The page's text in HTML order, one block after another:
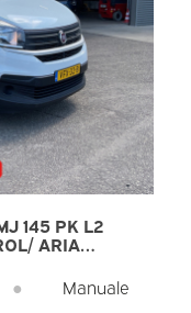
145 PK L2
ARIA
● Manuale